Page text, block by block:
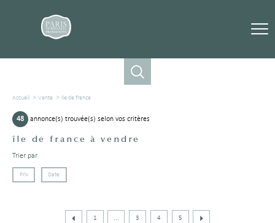
Accueil Vente Ile de france
48 annonce(s) trouvée(s) selon vos critères
île de france à vendre
Trier par
Prix Date
1 ... 3 4 5